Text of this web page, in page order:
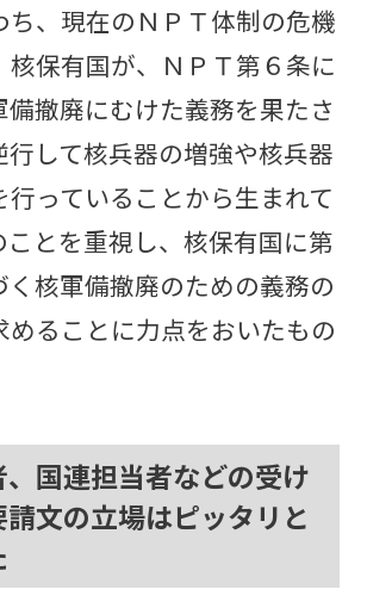
ち、現在のＮＰＴ体制の危機
核保有国が、ＮＰＴ第６条に
備撤廃にむけた義務を果たさ
行して核兵器の増強や核兵器
っていることから生まれて
ことを重視し、核保有国に第
く核軍備撤廃のための義務の
めることに力点をおいたもの
国連担当者などの受け
文の立場はピッタリと